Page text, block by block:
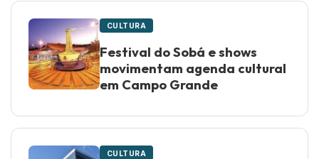
CULTURA
Festival do Sobá e shows
movimentam agenda cultural
em Campo Grande
CULTURA